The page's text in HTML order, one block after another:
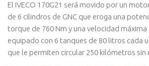
El IVECO 170G21 será movido por un
de 6 cilindros de GNC que eroga una
torque de 760 Nm y una velocidad máxima
equipado con 6 tanques de 80 litros cada
que le permiten circular 250 kilómetros sin